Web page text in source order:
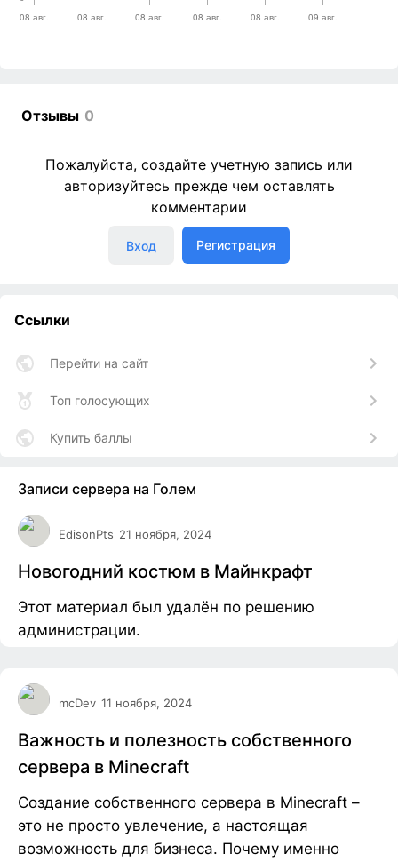
Отзывы 0
Пожалуйста, создайте учетную запись или
авторизуйтесь прежде чем оставлять
комментарии
Вход Регистрация
Ссылки
Перейти на сайт
Топ голосующих
Купить баллы
Записи сервера на Голем
EdisonPts 21 ноября, 2024
Новогодний костюм в Майнкрафт
Этот материал был удалён по решению
администрации.
mcDev 11 ноября, 2024
Важность и полезность собственного
сервера в Minecraft
Создание собственного сервера в Minecraft –
это не просто увлечение, а настоящая
возможность для бизнеса. Почему именно